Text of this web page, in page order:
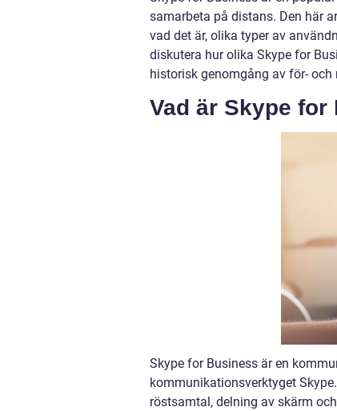
samarbeta på distans. Den här
vad det är, olika typer av
diskutera hur olika Skype for
historisk genomgång av för-
Vad är Skype for
Skype for Business är en
kommunikationsverktyget
röstsamtal, delning av skärm